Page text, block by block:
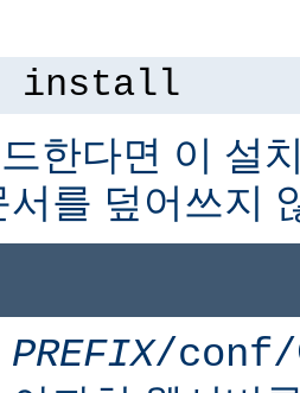
install
한다면 이 설
서를 덮어쓰지
PREFIX/conf/